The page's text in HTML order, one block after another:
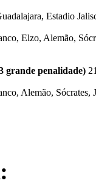
Estadio
Elzo, Alemão,
grande penalidade)
Alemão, Sócrates,